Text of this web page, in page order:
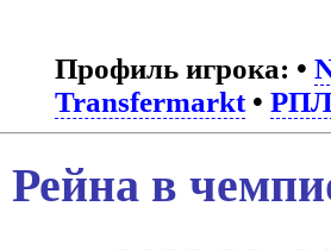
Профиль игрока: •
Transfermarkt•
в